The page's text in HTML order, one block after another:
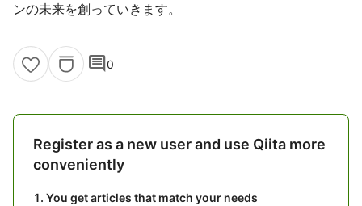
ンの未来を創っていきます。
comment0
Register as a new user and use Qiita more
conveniently
You get articles that match your needs